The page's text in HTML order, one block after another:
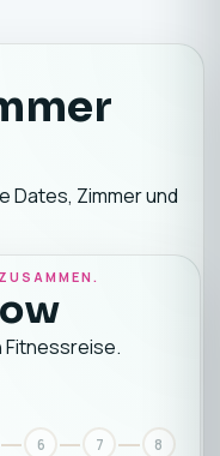
Dates, Zimmer und
6
7
8